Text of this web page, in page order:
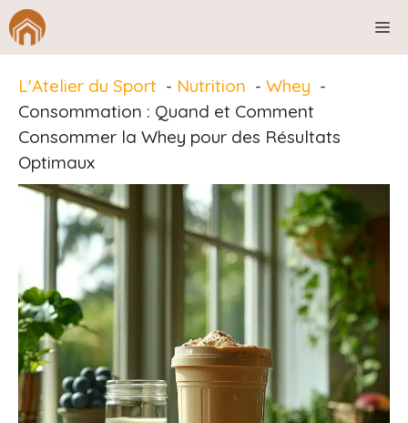
Aller
au
L'Atelier du Sport Nutrition
Whey
Consommation : Quand et Comment
Consommer la Whey pour des Résultats
Optimaux